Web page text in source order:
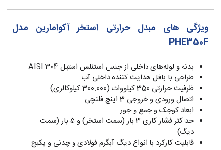
ویژگی های مبدل حرارتی استخر آکوامارین مدل
PHE350F
بدنه و لوله‌های داخلی از جنس استنلس استیل AISI 304
طراحی با بافل هدایت کننده داخلی آب
ظرفیت حرارتی 350 کیلووات (300.000 کیلوکالری)
اتصال ورودی و خروجی 3 اینچ فلنچی
ابعاد کوچک و جمع و جور
حداکثر فشار کاری 3 بار (سمت استخر) و 5 بار (سمت
دیگ)
قابلیت کارکرد با انواع دیگ آبگرم فولادی و چدنی و پکیج